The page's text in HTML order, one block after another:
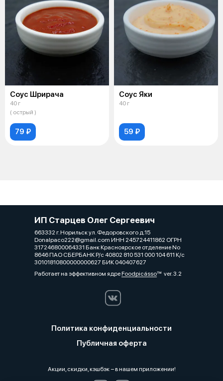
Соус Шрирача
40 г
( острый )
79 ₽
Соус Яки
40 г
59 ₽
ИП Старцев Олег Сергеевич
663332 г. Норильск ул. Федоровского д.15
Donalpaco222@gmail.com ИНН 245724411862 ОГРН
317246800064331 Банк Красноярское отделение No
8646 ПАО СБЕРБАНК Р/с 40802 810 531 000 104 611 К/с
30101810800000000627 БИК 040407627
Работает на эффективном ядреFoodpicássover. 3.2
Политика конфиденциальности
Публичная оферта
Акции, скидки, кэшбэк − в нашем приложении!